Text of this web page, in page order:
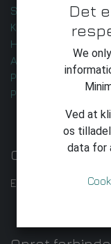
Startside
Kontakt os
Handelsbetingelser
AI-udvikling og -
Privatlivspolitik
Privatliv
Om os
Det
We
Ved at
os
data for